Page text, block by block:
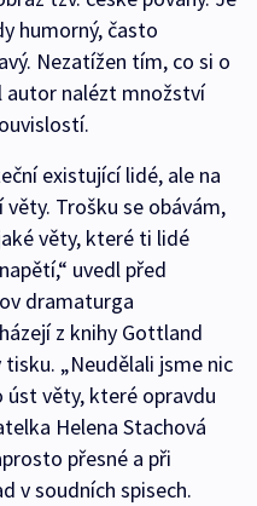
humorný, často
Nezatížen tím, co si o
autor nalézt množství
existující lidé, ale na
Trošku se obávám,
věty, které ti lidé
uvedl před
dramaturga
z knihy Gottland
„Neudělali jsme nic
úst věty, které opravdu
Helena Stachová
přesné a při
v soudních spisech.